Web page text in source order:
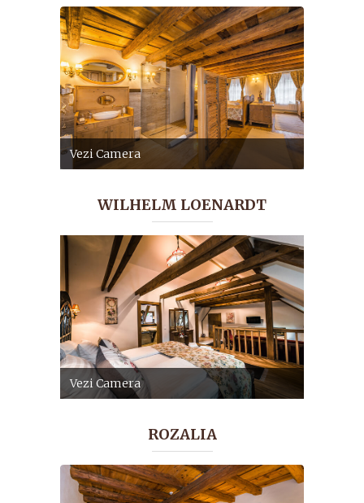
Vezi Camera
WILHELM LOENARDT
Vezi Camera
ROZALIA